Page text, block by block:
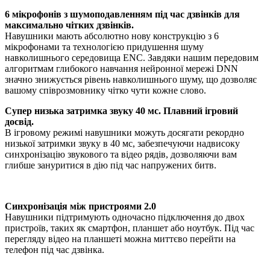
6 мікрофонів з шумоподавленням під час дзвінків для
максимально чітких дзвінків.
Навушники мають абсолютно нову конструкцію з 6
мікрофонами та технологією придушення шуму
навколишнього середовища ENC. Завдяки нашим передовим
алгоритмам глибокого навчання нейронної мережі DNN
значно знижується рівень навколишнього шуму, що дозволяє
вашому співрозмовнику чітко чути кожне слово.
Супер низька затримка звуку 40 мс. Плавний ігровий
досвід.
В ігровому режимі навушники можуть досягати рекордно
низької затримки звуку в 40 мс, забезпечуючи надвисоку
синхронізацію звукового та відео рядів, дозволяючи вам
глибше зануритися в дію під час напружених битв.
Синхронізація між пристроями 2.0
Навушники підтримують одночасно підключення до двох
пристроїв, таких як смартфон, планшет або ноутбук. Під час
перегляду відео на планшеті можна миттєво перейти на
телефон під час дзвінка.